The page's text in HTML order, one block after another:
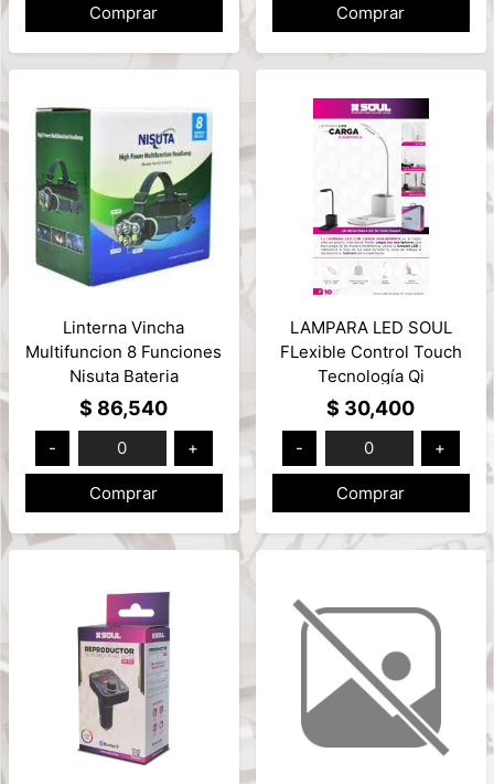
Comprar Comprar
Linterna Vincha
Multifuncion 8 Funciones
Nisuta Bateria
Recargable IP65 Mod:
NS-LICA10
$ 86,540
- 0 +
Comprar
LAMPARA LED SOUL
FLexible Control Touch
Tecnología Qi
C/CARGADOR
Inalámbrico 10W Mod:
BASE-Q100NE NEGRO
$ 30,400
- 0 +
Comprar